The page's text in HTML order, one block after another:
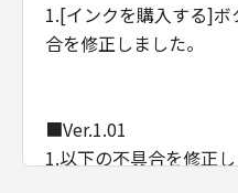
1.[インクを購入する]
合を修正しました。
■Ver.1.01
1.以下の不具合を修正し